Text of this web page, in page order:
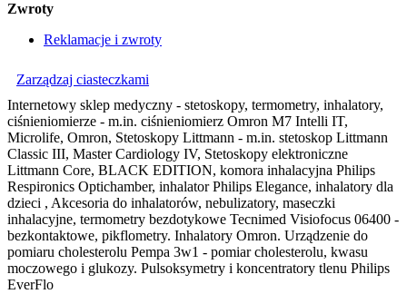
Zwroty
Reklamacje i zwroty
Zarządzaj ciasteczkami
Internetowy sklep medyczny - stetoskopy, termometry, inhalatory,
ciśnieniomierze - m.in. ciśnieniomierz Omron M7 Intelli IT,
Microlife, Omron, Stetoskopy Littmann - m.in. stetoskop Littmann
Classic III, Master Cardiology IV, Stetoskopy elektroniczne
Littmann Core, BLACK EDITION, komora inhalacyjna Philips
Respironics Optichamber, inhalator Philips Elegance, inhalatory dla
dzieci , Akcesoria do inhalatorów, nebulizatory, maseczki
inhalacyjne, termometry bezdotykowe Tecnimed Visiofocus 06400 -
bezkontaktowe, pikflometry. Inhalatory Omron. Urządzenie do
pomiaru cholesterolu Pempa 3w1 - pomiar cholesterolu, kwasu
moczowego i glukozy. Pulsoksymetry i koncentratory tlenu Philips
EverFlo